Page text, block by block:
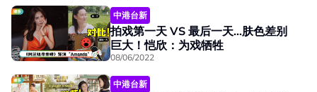
中港台新
拍戏第一天 VS 最后一天...肤色差别
巨大！恺欣：为戏牺牲
08/06/2022
中港台新